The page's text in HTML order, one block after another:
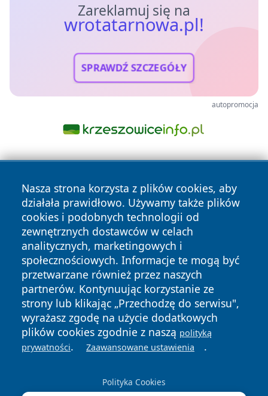
Zareklamuj się na
wrotatarnowa.pl!
SPRAWDŹ SZCZEGÓŁY
autopromocja
Nasza strona korzysta z plików cookies, aby
działała prawidłowo. Używamy także plików
cookies i podobnych technologii od
zewnętrznych dostawców w celach
analitycznych, marketingowych i
społecznościowych. Informacje te mogą być
przetwarzane również przez naszych
partnerów. Kontynuując korzystanie ze
strony lub klikając „Przechodzę do serwisu",
wyrażasz zgodę na użycie dodatkowych
plików cookies zgodnie z naszą polityką
prywatności. Zaawansowane ustawienia .
Polityka Cookies
Copyright © 2026 wrotatarnowa.pl Wszystkie prawa
zastrzeżone.
News Autorzy
Polityka
Prywatności
Polityka
Cookies